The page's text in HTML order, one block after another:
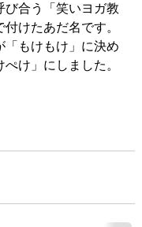
び合う「笑いヨガ教
けたあだ名です。
「もけもけ」に決め
け」にしました。